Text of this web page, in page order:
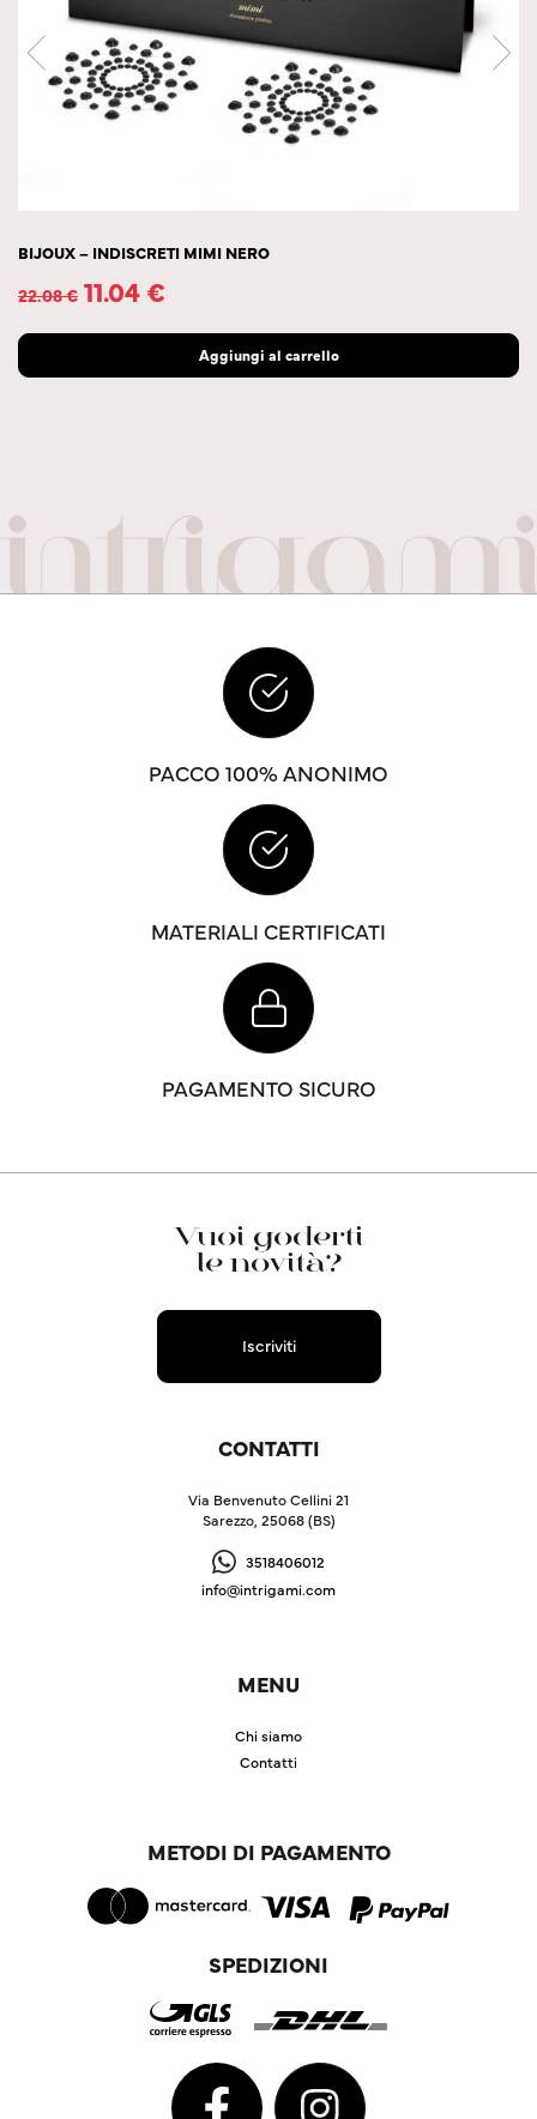
– INDISCRETI MIMI NERO
€ 11.04€
Aggiungi al carrello
PACCO 100% ANONIMO
MATERIALI CERTIFICATI
PAGAMENTO SICURO
Vuoi goderti
le novità?
Iscriviti
CONTATTI
Via Benvenuto Cellini 21
Sarezzo, 25068 (BS)
3518406012
info@intrigami.com
MENU
Chi siamo
Contatti
METODI DI PAGAMENTO
SPEDIZIONI